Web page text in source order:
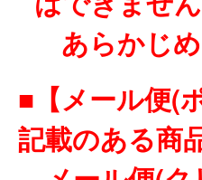
あらかじ
■【メール便(
記載のある商